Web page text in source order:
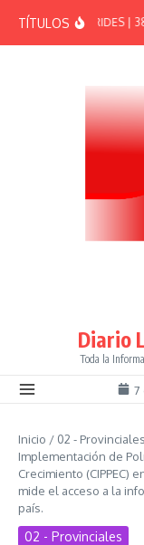
TÍTULOSEFEMÉRIDES |
Diario
Toda la
7
Inicio / 02 - Provinciales
Implementación de
Crecimiento (CIPPEC)
mide el acceso a la
país.
02 - Provinciales